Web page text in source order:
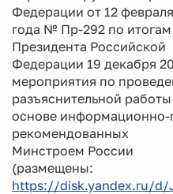
Федерации от 12
года № Пр-292 по
Президента Российской
Федерации 19 декабря
мероприятия по
разъяснительной
основе информационно-
рекомендованных
Минстроем России
(размещены:
https://disk.yandex.ru/d/